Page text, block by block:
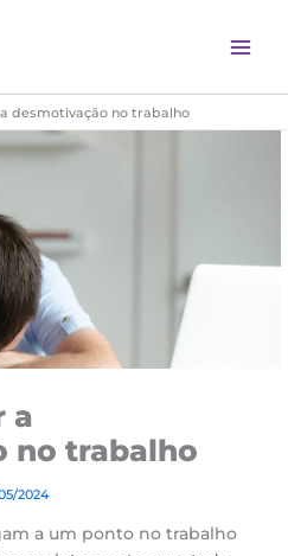
desmotivação no trabalho
a
no trabalho
2024
a um ponto no trabalho